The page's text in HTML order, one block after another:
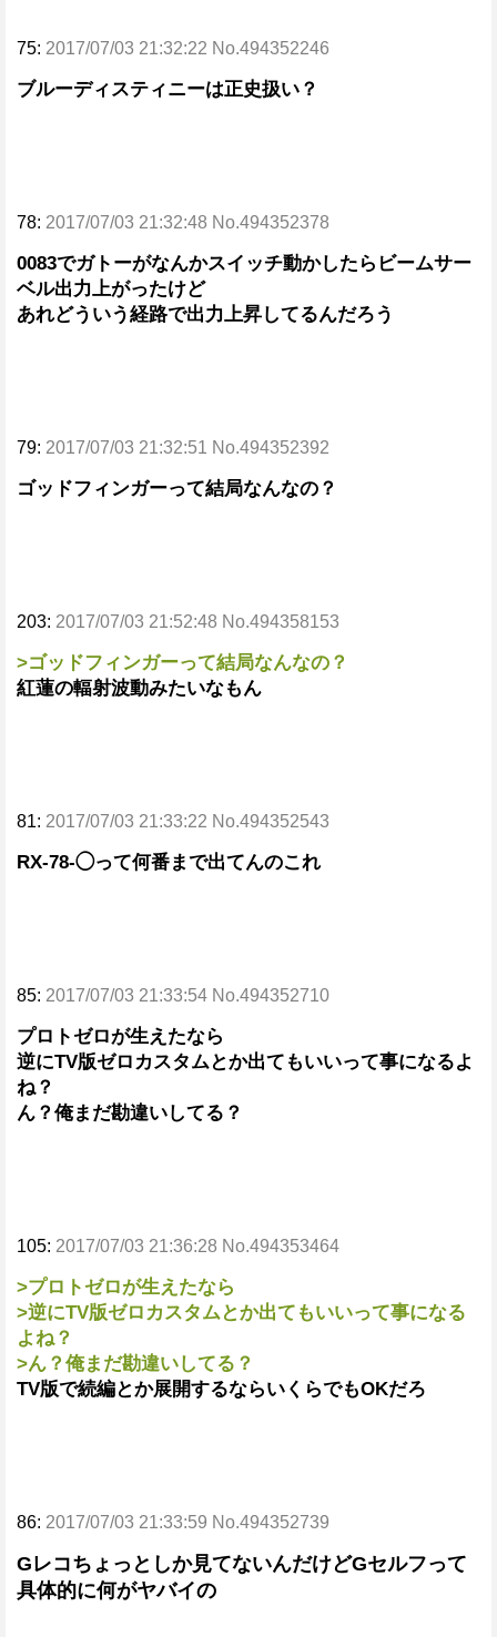
75: 2017/07/03 21:32:22 No.494352246
ブルーディスティニーは正史扱い？
78: 2017/07/03 21:32:48 No.494352378
0083でガトーがなんかスイッチ動かしたらビームサー
ベル出力上がったけど
あれどういう経路で出力上昇してるんだろう
79: 2017/07/03 21:32:51 No.494352392
ゴッドフィンガーって結局なんなの？
203: 2017/07/03 21:52:48 No.494358153
>ゴッドフィンガーって結局なんなの？
紅蓮の輻射波動みたいなもん
81: 2017/07/03 21:33:22 No.494352543
RX-78-◯って何番まで出てんのこれ
85: 2017/07/03 21:33:54 No.494352710
プロトゼロが生えたなら
逆にTV版ゼロカスタムとか出てもいいって事になるよ
ね？
ん？俺まだ勘違いしてる？
105: 2017/07/03 21:36:28 No.494353464
>プロトゼロが生えたなら
>逆にTV版ゼロカスタムとか出てもいいって事になる
よね？
>ん？俺まだ勘違いしてる？
TV版で続編とか展開するならいくらでもOKだろ
86: 2017/07/03 21:33:59 No.494352739
Gレコちょっとしか見てないんだけどGセルフって
具体的に何がヤバイの